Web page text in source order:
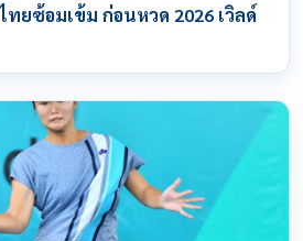
ทยซ้อมเข้ม ก่อนหวด 2026 เวิลด์